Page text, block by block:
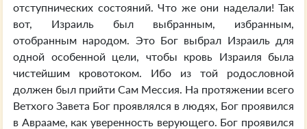
отступнических состояний. Что же они наделали! Так
вот, Израиль был выбранным, избранным,
отобранным народом. Это Бог выбрал Израиль для
одной особенной цели, чтобы кровь Израиля была
чистейшим кровотоком. Ибо из той родословной
должен был прийти Сам Мессия. На протяжении всего
Ветхого Завета Бог проявлялся в людях, Бог проявился
в Аврааме, как уверенность верующего. Бог проявился